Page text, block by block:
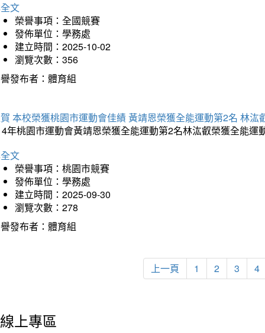
文
榮譽事項：全國競賽
發佈單位：學務處
建立時間：2025-10-02
瀏覽次數：356
發布者：體育組
本校榮獲桃園市運動會佳績 黃靖恩榮獲全能運動第2名 林汯
年桃園市運動會黃靖恩榮獲全能運動第2名林汯叡榮獲全能運
文
榮譽事項：桃園市競賽
發佈單位：學務處
建立時間：2025-09-30
瀏覽次數：278
發布者：體育組
上一頁 1 2 3 4
線上專區